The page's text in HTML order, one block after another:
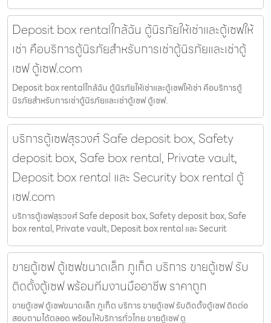
Deposit box rentalใกล้ฉัน ตู้นิรภัยให้เช่าและตู้เซฟให้
เช่า คือบริการตู้นิรภัยสำหรับการเช่าตู้นิรภัยและเช่าตู้
เซฟ ตู้เซฟ.com
Deposit box rentalใกล้ฉัน ตู้นิรภัยให้เช่าและตู้เซฟให้เช่า คือบริการตู้
นิรภัยสำหรับการเช่าตู้นิรภัยและเช่าตู้เซฟ ตู้เซฟ.
บริการตู้เซฟสุรวงศ์ Safe deposit box, Safety
deposit box, Safe box rental, Private vault,
Deposit box rental และ Security box rental ตู้
เซฟ.com
บริการตู้เซฟสุรวงศ์ Safe deposit box, Safety deposit box, Safe
box rental, Private vault, Deposit box rental และ Securit
ขายตู้เซฟ ตู้เซฟขนาดเล็ก ภูเก็ต บริการ ขายตู้เซฟ รับ
ติดตั้งตู้เซฟ พร้อมทีมงานมืออาชีพ ราคาถูก
ขายตู้เซฟ ตู้เซฟขนาดเล็ก ภูเก็ต บริการ ขายตู้เซฟ รับติดตั้งตู้เซฟ ติดต่อ
สอบถามได้ตลอด พร้อมให้บริการทั่วไทย ขายตู้เซฟ ตู